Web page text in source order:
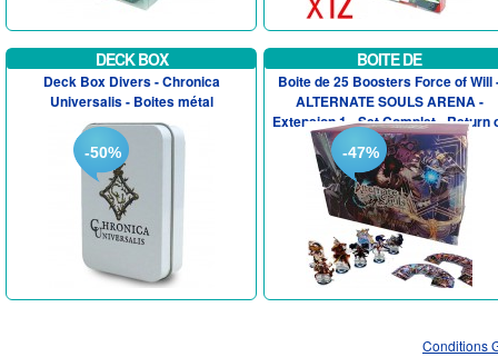
DECK BOX
Deck Box Divers - Chronica
Universalis - Boites métal
-50%
BOITE DE
Boite de 25 Boosters Force of Will
ALTERNATE SOULS ARENA -
Extension 1 - Set Complet - Return
t...
-47%
Conditions